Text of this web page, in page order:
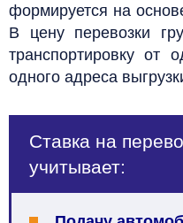
формируется на
В цену перевозки
транспортировку от
одного адреса
Ставка на
учитывает: